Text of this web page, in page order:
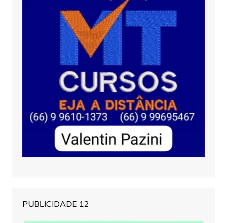
PUBLICIDADE 12